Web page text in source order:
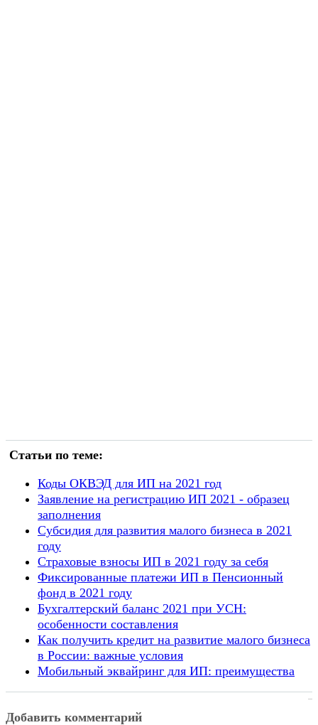
Статьи по теме:
Коды ОКВЭД для ИП на 2021 год
Заявление на регистрацию ИП 2021 - образец
заполнения
Субсидия для развития малого бизнеса в 2021
году
Cтраховые взносы ИП в 2021 году за себя
Фиксированные платежи ИП в Пенсионный
фонд в 2021 году
Бухгалтерский баланс 2021 при УСН:
особенности составления
Как получить кредит на развитие малого бизнеса
в России: важные условия
Мобильный эквайринг для ИП: преимущества
Добавить комментарий